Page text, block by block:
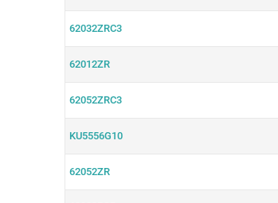
62032ZRC3
62012ZR
62052ZRC3
KU5556G10
62052ZR